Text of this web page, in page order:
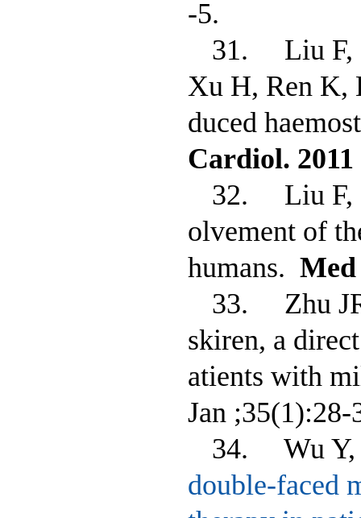
-5.
31. Liu F,
Xu H, Ren K,
duced
Cardiol. 2011
32. Liu F,
olvement of
humans.
33. Zhu
skiren, a
atients with
Jan ;35(1):28-
34. Wu Y,
double-faced